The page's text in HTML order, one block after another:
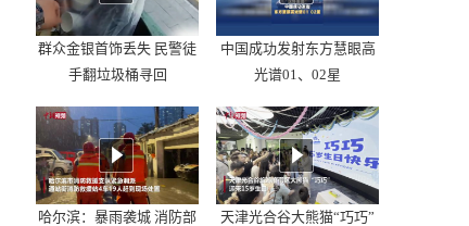
群众金银首饰丢失 民警徒
手翻垃圾桶寻回
中国成功发射东方慧眼高
光谱01、02星
哈尔滨：暴雨袭城 消防部
天津光合谷大熊猫“巧巧”